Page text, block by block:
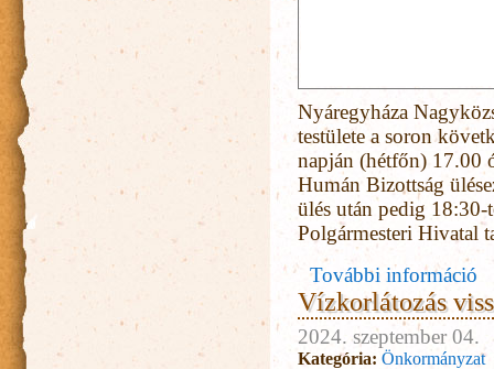
Nyáregyháza
testülete a soron
napján (hétfőn) 17.00
Humán Bizottság
ülés után pedig
Polgármesteri Hivatal
További információ
Vízkorlátozás
2024. szeptember 04.
Kategória: Önkormányzat